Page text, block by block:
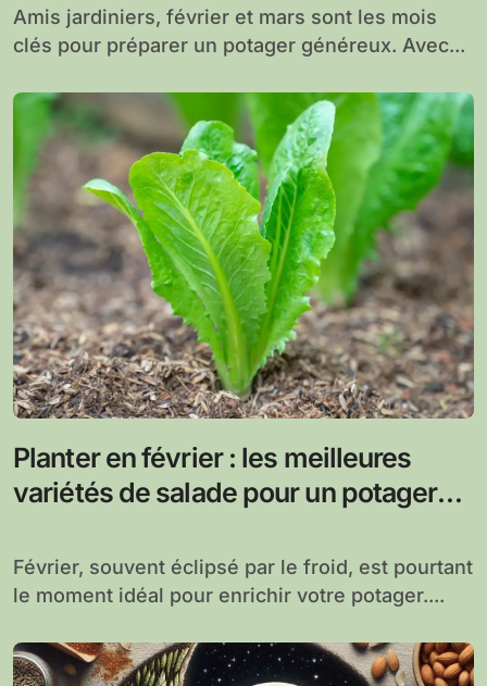
Amis jardiniers, février et mars sont les mois
clés pour préparer un potager généreux. Avec...
Planter en février : les meilleures
variétés de salade pour un potager
Février, souvent éclipsé par le froid, est pourtant
le moment idéal pour enrichir votre potager....